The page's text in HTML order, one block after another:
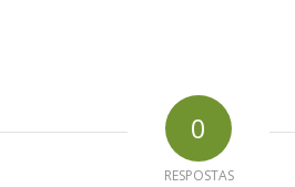
0
RESPOSTAS